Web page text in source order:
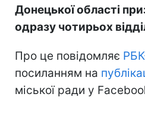
Донецької області
одразу чотирьох
Про це повідомляє
посиланням на
міської ради у